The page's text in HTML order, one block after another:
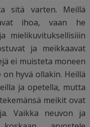
sitä varten. Meillä
ihoa, vaan he
mielikuvituksellisiiin
ja meikkaavat
ei muisteta moneen
hyvä ollakin. Heillä
ja opetella, mutta
meikit ovat
Vaikka neuvon ja